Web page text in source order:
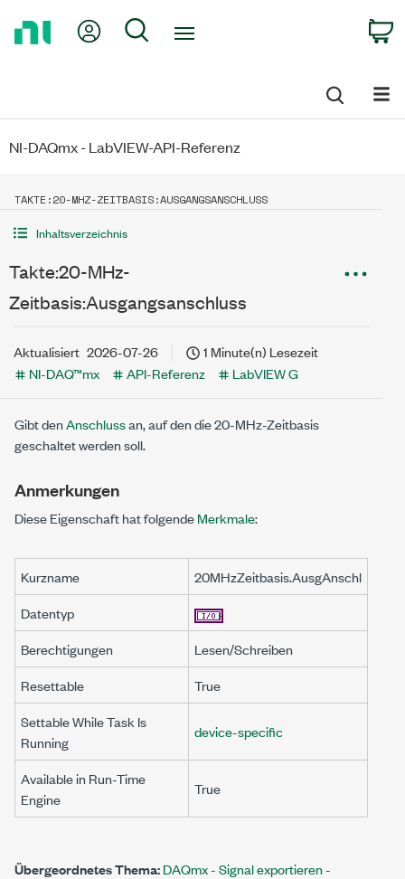
My Account
Search
NI-DAQmx - LabVIEW-API-Referenz
TAKTE:20-MHZ-ZEITBASIS:AUSGANGSANSCHLUSS
Inhaltsverzeichnis
Takte:20-MHz-
Zeitbasis:Ausgangsanschluss
Aktualisiert 2026-07-26
1 Minute(n) Lesezeit
NI-DAQ™mx
API-Referenz LabVIEW G
Gibt denAnschlussan, auf den die 20-MHz-Zeitbasis
geschaltet werden soll.
Anmerkungen
Diese Eigenschaft hat folgendeMerkmale:
Kurzname
20MHzZeitbasis.AusgAnschl
Datentyp
Berechtigungen
Lesen/Schreiben
Resettable
True
Settable While Task Is
Running
device-specific
Available in Run-Time
Engine
True
Übergeordnetes Thema:DAQmx - Signal exportieren -